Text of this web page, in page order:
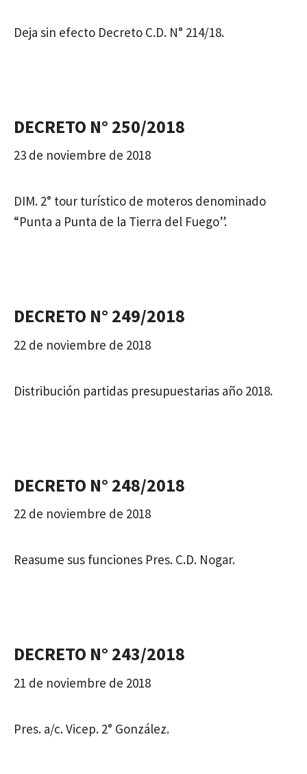
Deja sin efecto Decreto C.D. N° 214/18.
DECRETO N° 250/2018
23 de noviembre de 2018
DIM. 2° tour turístico de moteros denominado
“Punta a Punta de la Tierra del Fuego”.
DECRETO N° 249/2018
22 de noviembre de 2018
Distribución partidas presupuestarias año 2018.
DECRETO N° 248/2018
22 de noviembre de 2018
Reasume sus funciones Pres. C.D. Nogar.
DECRETO N° 243/2018
21 de noviembre de 2018
Pres. a/c. Vicep. 2° González.